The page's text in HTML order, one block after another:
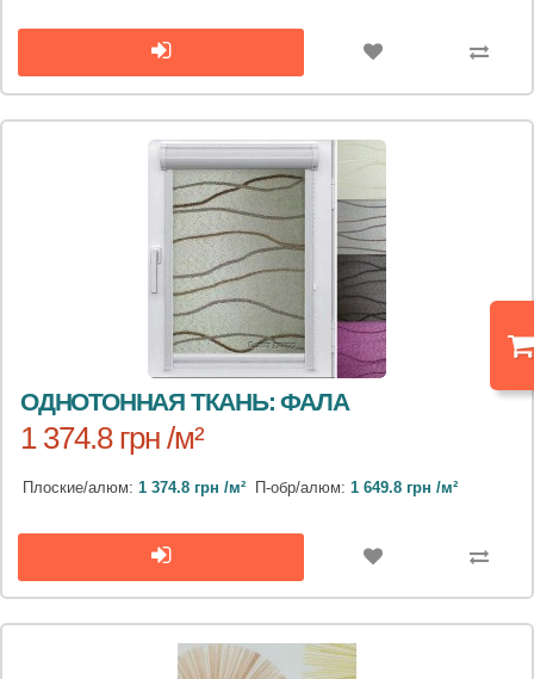
ОДНОТОННАЯ ТКАНЬ: ФАЛА
1 374.8 грн /м²
Плоские/алюм: 1 374.8 грн /м² П-обр/алюм: 1 649.8 грн /м²